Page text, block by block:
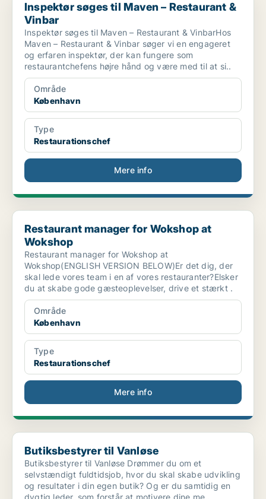
Inspektør søges til Maven – Restaurant &
Vinbar
Inspektør søges til Maven – Restaurant & VinbarHos
Maven – Restaurant & Vinbar søger vi en engageret
og erfaren inspektør, der kan fungere som
restaurantchefens højre hånd og være med til at si..
Område
København
Type
Restaurationschef
Mere info
Restaurant manager for Wokshop at Wokshop
Restaurant manager for Wokshop at
Wokshop
Restaurant manager for Wokshop at
Wokshop(ENGLISH VERSION BELOW)Er det dig, der
skal lede vores team i en af vores restauranter?Elsker
du at skabe gode gæsteoplevelser, drive et stærkt .
Område
København
Type
Restaurationschef
Mere info
Butiksbestyrer til Vanløse
Butiksbestyrer til Vanløse
Butiksbestyrer til Vanløse Drømmer du om et
selvstændigt fuldtidsjob, hvor du skal skabe udvikling
og resultater i din egen butik? Og er du samtidig en